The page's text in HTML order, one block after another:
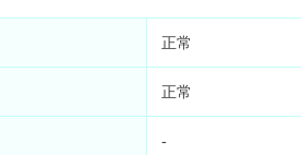
正常
正常
-